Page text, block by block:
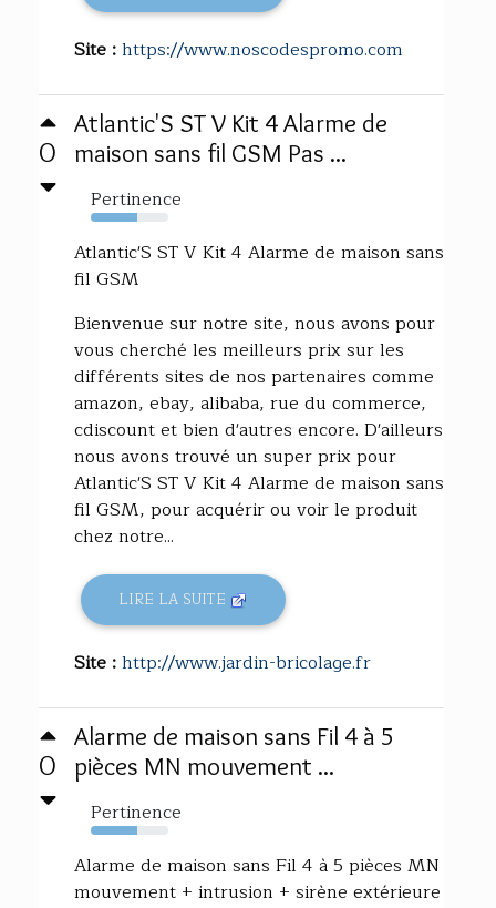
Site :https://www.noscodespromo.com
0
Atlantic'S ST V Kit 4 Alarme de
maison sans fil GSM Pas ...
Pertinence
60%
Atlantic'S ST V Kit 4 Alarme de maison sans
fil GSM
Bienvenue sur notre site, nous avons pour
vous cherché les meilleurs prix sur les
différents sites de nos partenaires comme
amazon, ebay, alibaba, rue du commerce,
cdiscount et bien d'autres encore. D'ailleurs
nous avons trouvé un super prix pour
Atlantic'S ST V Kit 4 Alarme de maison sans
fil GSM, pour acquérir ou voir le produit
chez notre...
LIRE LA SUITE
Site :http://www.jardin-bricolage.fr
0
Alarme de maison sans Fil 4 à 5
pièces MN mouvement ...
Pertinence
60%
Alarme de maison sans Fil 4 à 5 pièces MN
mouvement + intrusion + sirène extérieure